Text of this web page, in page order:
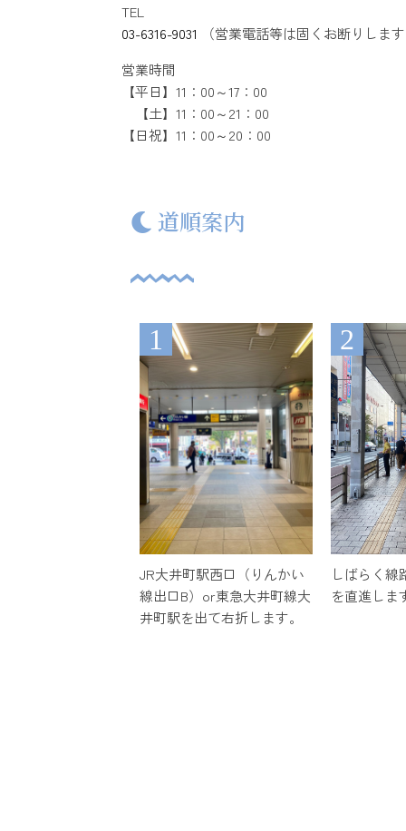
TEL
03-6316-9031
（営業電話等は固くお断りしま
営業時間
【平日】11：00～17：00
【土】11：00～21：00
【日祝】11：00～20：00
道順案内
1
JR大井町駅西口（りんかい
線出口B）or東急大井町線大
井町駅を出て右折します。
2
しばらく線
を直進しま